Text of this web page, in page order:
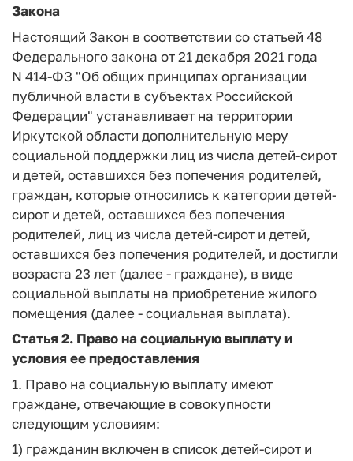
Закона
Настоящий Закон в соответствии со статьей 48
Федерального закона от 21 декабря 2021 года
N 414-ФЗ "Об общих принципах организации
публичной власти в субъектах Российской
Федерации" устанавливает на территории
Иркутской области дополнительную меру
социальной поддержки лиц из числа детей-сирот
и детей, оставшихся без попечения родителей,
граждан, которые относились к категории детей-
сирот и детей, оставшихся без попечения
родителей, лиц из числа детей-сирот и детей,
оставшихся без попечения родителей, и достигли
возраста 23 лет (далее - граждане), в виде
социальной выплаты на приобретение жилого
помещения (далее - социальная выплата).
Статья 2. Право на социальную выплату и
условия ее предоставления
1. Право на социальную выплату имеют
граждане, отвечающие в совокупности
следующим условиям:
1) гражданин включен в список детей-сирот и